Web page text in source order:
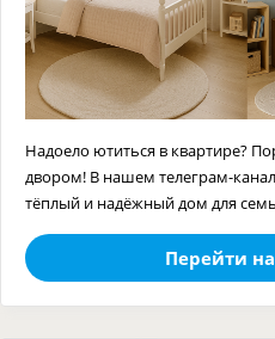
Надоело ютиться в квартире?
двором! В нашем телеграм-
тёплый и надёжный дом для
Перейти